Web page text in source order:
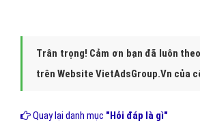
Trân trọng! Cảm ơn bạn đã luôn
trên Website VietAdsGroup.Vn của
Quay lại danh mục "Hỏi đáp là gì"